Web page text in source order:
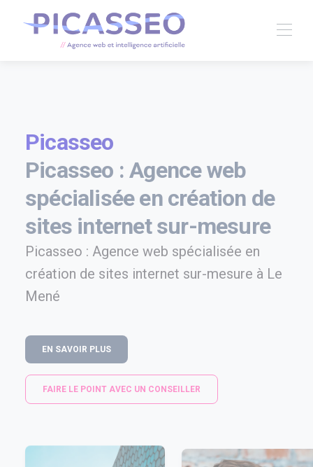
Picasseo
Picasseo : Agence web
spécialisée en création de
sites internet sur-mesure
Picasseo : Agence web spécialisée en
création de sites internet sur-mesure à Le
Mené
EN SAVOIR PLUS
FAIRE LE POINT AVEC UN CONSEILLER